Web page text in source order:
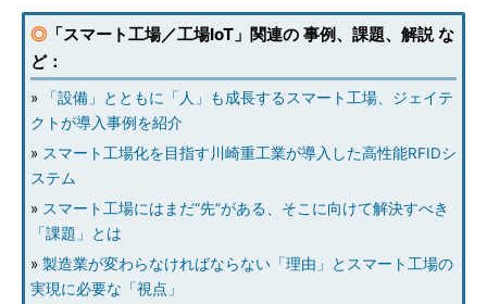
◎ 「スマート工場／工場IoT」関連の 事例、課題、解説 な
ど：
»
「設備」とともに「人」も成長するスマート工場、ジェイテ
クトが導入事例を紹介
» スマート工場化を目指す川崎重工業が導入した高性能RFIDシ
ステム
» スマート工場にはまだ“先”がある、そこに向けて解決すべき
「課題」とは
» 製造業が変わらなければならない「理由」とスマート工場の
実現に必要な「視点」